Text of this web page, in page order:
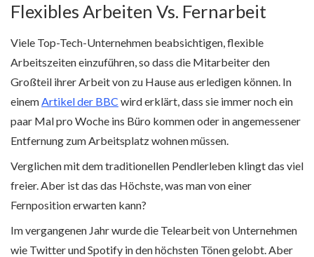
Flexibles Arbeiten Vs. Fernarbeit
Viele Top-Tech-Unternehmen beabsichtigen, flexible
Arbeitszeiten einzuführen, so dass die Mitarbeiter den
Großteil ihrer Arbeit von zu Hause aus erledigen können. In
einemArtikel der BBC wird erklärt, dass sie immer noch ein
paar Mal pro Woche ins Büro kommen oder in angemessener
Entfernung zum Arbeitsplatz wohnen müssen.
Verglichen mit dem traditionellen Pendlerleben klingt das viel
freier. Aber ist das das Höchste, was man von einer
Fernposition erwarten kann?
Im vergangenen Jahr wurde die Telearbeit von Unternehmen
wie Twitter und Spotify in den höchsten Tönen gelobt. Aber